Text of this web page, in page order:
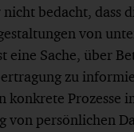
bedacht, dass
von
eine Sache, über
zu
Prozesse
persönlichen